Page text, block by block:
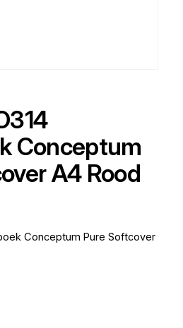
Conceptum
A4 Rood
Conceptum Pure Softcover